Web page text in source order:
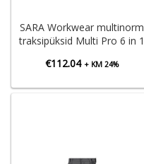
SARA Workwear multinorm
traksipüksid Multi Pro 6 in 1
€112.04 + KM 24%